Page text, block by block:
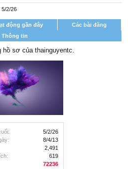
5/2/26
8/4/13
2,491
619
72236
5/2/26
động gần đây
Các bài đăng
Thông tin
hồ sơ của thainguyentc.